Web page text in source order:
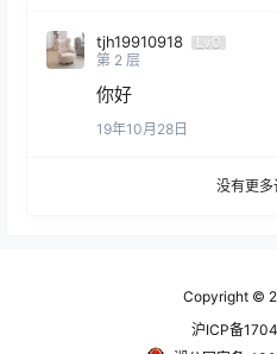
tjh19910918
Lv0
第 2 层
你好
19年10月28日
没有更多
Copyright ©
沪ICP备